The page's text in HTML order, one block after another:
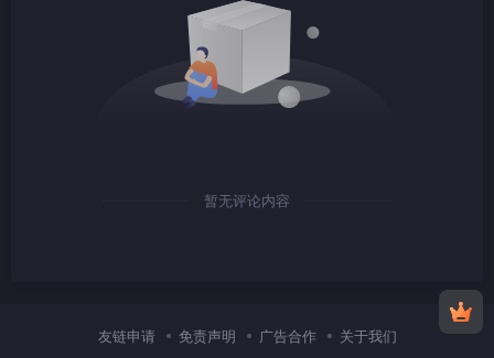
1080P TS
1080P
暂无评论内容
友链申请 免责声明 广告合作 关于我们